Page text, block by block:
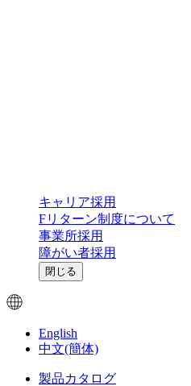
キャリア採用
Fリターン制度について
事業所採用
障がい者採用
閉じる
English
中文(簡体)
製品カタログ